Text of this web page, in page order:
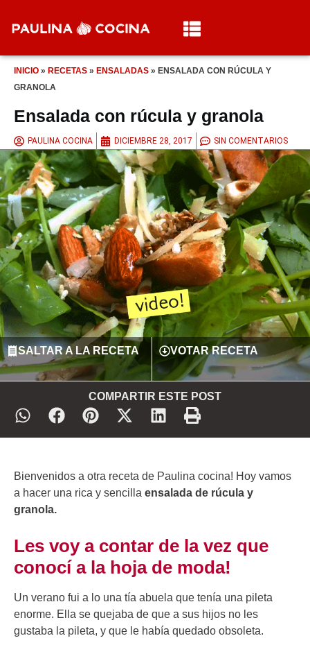
INICIO » RECETAS » ENSALADAS » ENSALADA CON RÚCULA Y
GRANOLA
Ensalada con rúcula y granola
PAULINA COCINA DICIEMBRE 28, 2017 SIN COMENTARIOS
SALTAR A LA RECETA VOTAR RECETA
COMPARTIR ESTE POST
Bienvenidos a otra receta de Paulina cocina! Hoy vamos
a hacer una rica y sencilla ensalada de rúcula y
granola.
Les voy a contar de la vez que
conocí a la hoja de moda!
Un verano fui a lo una tía abuela que tenía una pileta
enorme. Ella se quejaba de que a sus hijos no les
gustaba la pileta, y que le había quedado obsoleta.